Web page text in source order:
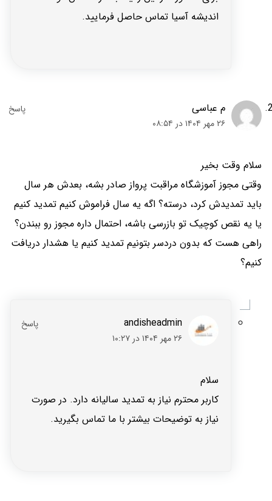
اندیشه آسیا تماس حاصل فرمایید.
م عباسی
۲۶ مهر ۱۴۰۴ در ۰۸:۵۴
سلام وقت بخیر
وقتی مجوز آموزشگاه مراقبت پرواز صادر بشه، بعدش هر سال
باید تمدیدش کرد، درسته؟ اگه یه سال فراموش کنیم تمدید کنیم
یا یه نقص کوچیک تو بازرسی باشه، احتمال داره مجوز رو ببندن؟
راهی هست که بدون دردسر بتونیم تمدید کنیم یا هشدار دریافت
کنیم؟
andisheadmin
۲۶ مهر ۱۴۰۴ در ۱۰:۲۷
سلام
کاربر محترم نیاز به تمدید سالیانه دارد. در صورت
نیاز به توضیحات بیشتر با ما تماس بگیرید.